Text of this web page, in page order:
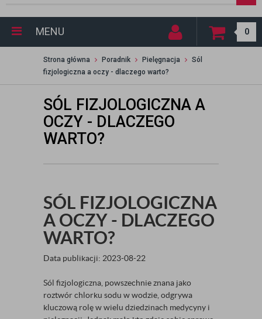
MENU 0
Strona główna Poradnik Pielęgnacja
Sól
fizjologiczna a oczy - dlaczego warto?
SÓL FIZJOLOGICZNA A
OCZY - DLACZEGO
WARTO?
SÓL FIZJOLOGICZNA
A OCZY - DLACZEGO
WARTO?
Data publikacji: 2023-08-22
Sól fizjologiczna, powszechnie znana jako
roztwór chlorku sodu w wodzie, odgrywa
kluczową rolę w wielu dziedzinach medycyny i